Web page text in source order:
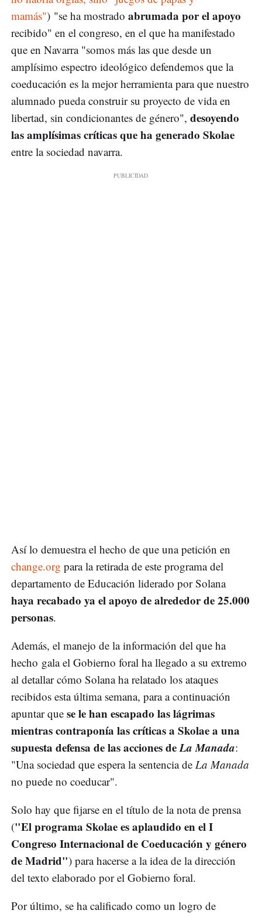
mamás") "se ha mostrado abrumada por el apoyo
recibido" en el congreso, en el que ha manifestado
que en Navarra "somos más las que desde un
amplísimo espectro ideológico defendemos que la
coeducación es la mejor herramienta para que nuestro
alumnado pueda construir su proyecto de vida en
libertad, sin condicionantes de género", desoyendo
las amplísimas críticas que ha generado Skolae
entre la sociedad navarra.
Así lo demuestra el hecho de que una petición en
change.org para la retirada de este programa del
departamento de Educación liderado por Solana
haya recabado ya el apoyo de alrededor de 25.000
personas.
Además, el manejo de la información del que ha
hecho gala el Gobierno foral ha llegado a su extremo
al detallar cómo Solana ha relatado los ataques
recibidos esta última semana, para a continuación
apuntar que se le han escapado las lágrimas
mientras contraponía las críticas a Skolae a una
supuesta defensa de las acciones deLa Manada:
"Una sociedad que espera la sentencia de La Manada
no puede no coeducar".
Solo hay que fijarse en el título de la nota de prensa
("El programa Skolae es aplaudido en el I
Congreso Internacional de Coeducación y género
de Madrid") para hacerse a la idea de la dirección
del texto elaborado por el Gobierno foral.
Por último, se ha calificado como un logro de